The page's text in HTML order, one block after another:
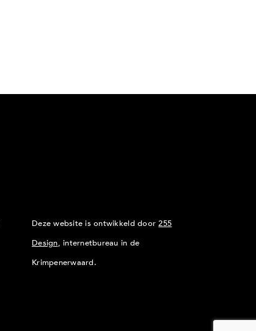
Deze website is ontwikkeld door255
Design, internetbureau in de
Krimpenerwaard.